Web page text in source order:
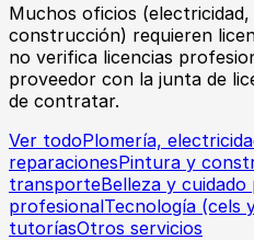
Muchos oficios
construcción) requieren
no verifica licencias
proveedor con la junta de
de contratar.
Ver todoPlomería,
reparacionesPintura y
transporteBelleza y cuidado
profesionalTecnología (cels
tutoríasOtros servicios